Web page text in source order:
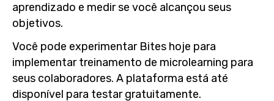
aprendizado e medir se você alcançou seus
objetivos.
Você pode experimentar Bites hoje para
implementar treinamento de microlearning para
seus colaboradores. A plataforma está até
disponível para testar gratuitamente.